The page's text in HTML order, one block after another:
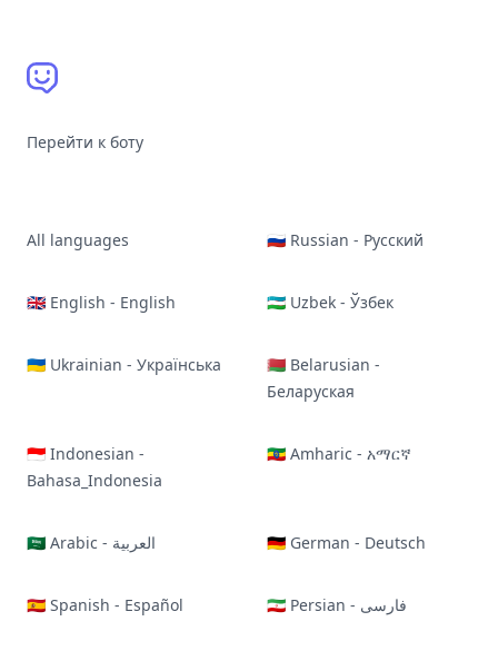
Перейти к боту
All languages 🇷🇺 Russian - Русский
🇬🇧 English - English 🇺🇿 Uzbek - Ўзбек
🇺🇦 Ukrainian - Українська
🇧🇾 Belarusian -
Беларуская
🇮🇩 Indonesian -
Bahasa_Indonesia
🇪🇹 Amharic - አማርኛ
🇸🇦 Arabic - العربية 🇩🇪 German - Deutsch
🇪🇸 Spanish - Español 🇮🇷 Persian - فارسی